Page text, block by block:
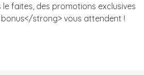
le faites, des promotions exclusives
strong> vous attendent !